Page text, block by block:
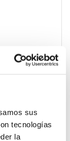
sus
tecnologías
la